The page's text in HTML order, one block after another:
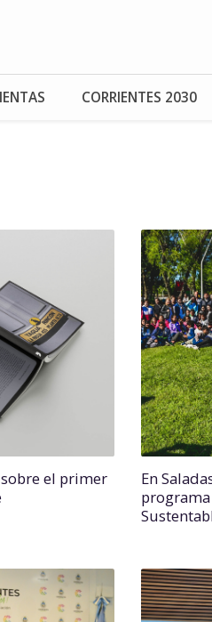
CORRIENTES 2030
el primer
En
programa